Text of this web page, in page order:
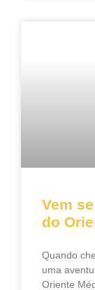
Vem
do
Quando
uma
Oriente